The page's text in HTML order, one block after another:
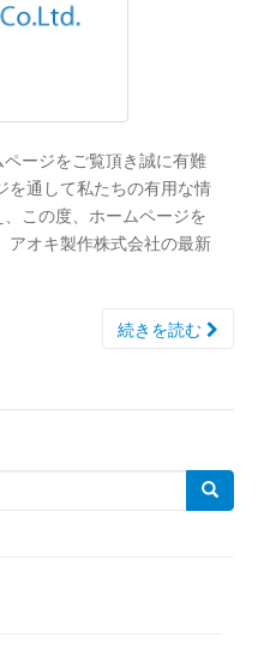
ージをご覧頂き誠に有難
を通して私たちの有用な情
この度、ホームページを
アオキ製作株式会社の最新
続きを読む